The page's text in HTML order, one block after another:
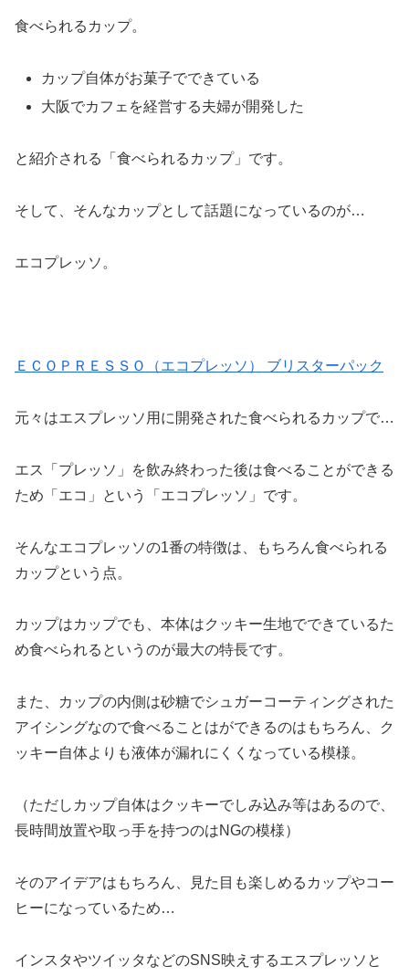
食べられるカップ。
カップ自体がお菓子でできている
大阪でカフェを経営する夫婦が開発した
と紹介される「食べられるカップ」です。
そして、そんなカップとして話題になっているのが…
エコプレッソ。
ＥＣＯＰＲＥＳＳＯ（エコプレッソ） ブリスターパック
元々はエスプレッソ用に開発された食べられるカップで…
エス「プレッソ」を飲み終わった後は食べることができる
ため「エコ」という「エコプレッソ」です。
そんなエコプレッソの1番の特徴は、もちろん食べられる
カップという点。
カップはカップでも、本体はクッキー生地でできているた
め食べられるというのが最大の特長です。
また、カップの内側は砂糖でシュガーコーティングされた
アイシングなので食べることはができるのはもちろん、ク
ッキー自体よりも液体が漏れにくくなっている模様。
（ただしカップ自体はクッキーでしみ込み等はあるので、
長時間放置や取っ手を持つのはNGの模様）
そのアイデアはもちろん、見た目も楽しめるカップやコー
ヒーになっているため…
インスタやツイッタなどのSNS映えするエスプレッソと